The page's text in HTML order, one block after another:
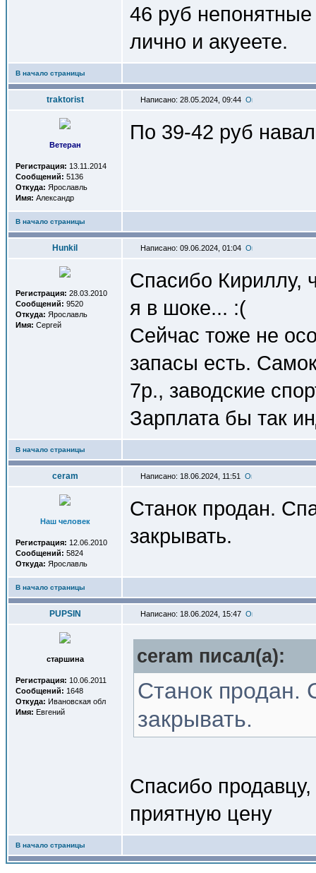
46 руб непонятные
лично и акуеете.
В начало страницы
traktorist Написано: 28.05.2024, 09:44
Ветеран
Регистрация: 13.11.2014
Сообщений: 5136
Откуда: Ярославль
Имя: Александр
По 39-42 руб
В начало страницы
Hunkil Написано: 09.06.2024, 01:04
Регистрация: 28.03.2010
Сообщений: 9520
Откуда: Ярославль
Имя: Сергей
Спасибо Кириллу,
я в шоке... :(
Сейчас тоже не
запасы есть.
7р., заводские
Зарплата бы так
В начало страницы
ceram Написано: 18.06.2024, 11:51
Наш человек
Регистрация: 12.06.2010
Сообщений: 5824
Откуда: Ярославль
Станок продан.
закрывать.
В начало страницы
PUPSIN Написано: 18.06.2024, 15:47
старшина
Регистрация: 10.06.2011
Сообщений: 1648
Откуда: Ивановская обл
Имя: Евгений
ceram писал(a):
Станок продан.
закрывать.
Спасибо
приятную цену
В начало страницы